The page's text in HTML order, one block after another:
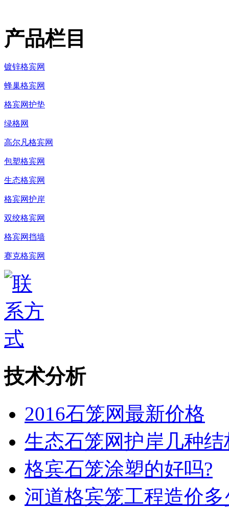
产品栏目
镀锌格宾网
蜂巢格宾网
格宾网护垫
绿格网
高尔凡格宾网
包塑格宾网
生态格宾网
格宾网护岸
双绞格宾网
格宾网挡墙
赛克格宾网
技术分析
2016石笼网最新价格
生态石笼网护岸几种
格宾石笼涂塑的好吗?
河道格宾笼工程造价多